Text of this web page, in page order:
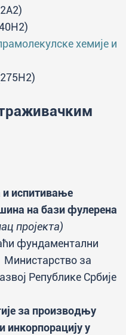
хемије и
и испитивање
на бази фулерена
пројекта)
фундаментални
Министарство за
Републике Србије
за производњу
инкорпорацију у